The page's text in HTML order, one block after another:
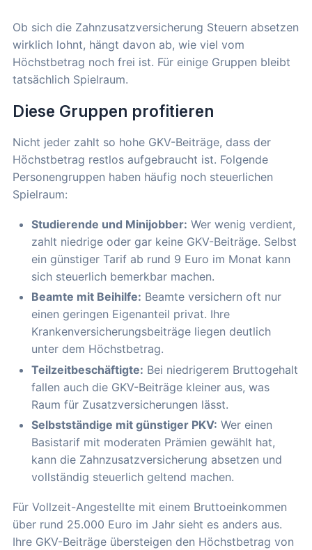
Ob sich die Zahnzusatzversicherung Steuern absetzen
wirklich lohnt, hängt davon ab, wie viel vom
Höchstbetrag noch frei ist. Für einige Gruppen bleibt
tatsächlich Spielraum.
Diese Gruppen profitieren
Nicht jeder zahlt so hohe GKV-Beiträge, dass der
Höchstbetrag restlos aufgebraucht ist. Folgende
Personengruppen haben häufig noch steuerlichen
Spielraum:
Studierende und Minijobber: Wer wenig verdient,
zahlt niedrige oder gar keine GKV-Beiträge. Selbst
ein günstiger Tarif ab rund 9 Euro im Monat kann
sich steuerlich bemerkbar machen.
Beamte mit Beihilfe: Beamte versichern oft nur
einen geringen Eigenanteil privat. Ihre
Krankenversicherungsbeiträge liegen deutlich
unter dem Höchstbetrag.
Teilzeitbeschäftigte: Bei niedrigerem Bruttogehalt
fallen auch die GKV-Beiträge kleiner aus, was
Raum für Zusatzversicherungen lässt.
Selbstständige mit günstiger PKV: Wer einen
Basistarif mit moderaten Prämien gewählt hat,
kann die Zahnzusatzversicherung absetzen und
vollständig steuerlich geltend machen.
Für Vollzeit-Angestellte mit einem Bruttoeinkommen
über rund 25.000 Euro im Jahr sieht es anders aus.
Ihre GKV-Beiträge übersteigen den Höchstbetrag von